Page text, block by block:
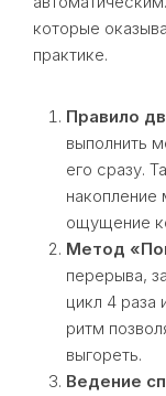
которые
практике.
Правило
выполнить
его сразу.
накопление
ощущение
Метод
перерыва,
цикл 4 раза
ритм
выгореть.
Ведение